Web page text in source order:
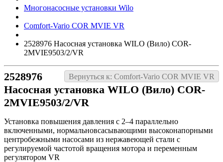
Многонасосные установки Wilo
Comfort-Vario COR MVIE VR
2528976 Насосная установка WILO (Вило) COR-
2MVIE9503/2/VR
Вернуться к: Comfort-Vario COR MVIE VR
2528976
Насосная установка WILO (Вило) COR-
2MVIE9503/2/VR
Установка повышения давления с 2–4 параллельно
включенными, нормальновсасывающими высоконапорными
центробежными насосами из нержавеющей стали с
регулируемой частотой вращения мотора и переменным
регулятором VR